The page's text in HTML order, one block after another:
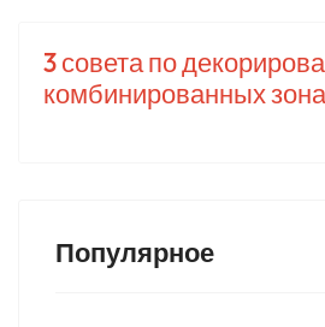
3 совета по
комбинированных
Популярное